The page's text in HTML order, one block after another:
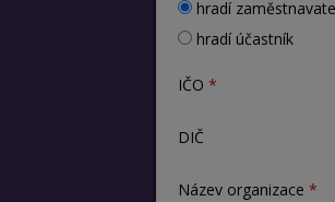
hradí
hradí účastník
IČO
DIČ
Název organizace